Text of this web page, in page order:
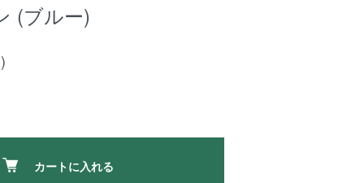
(ブルー)
カートに入れる